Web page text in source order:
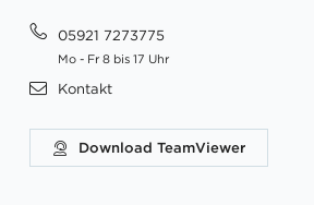
05921 7273775
Mo - Fr 8 bis 17 Uhr
Kontakt
Download TeamViewer